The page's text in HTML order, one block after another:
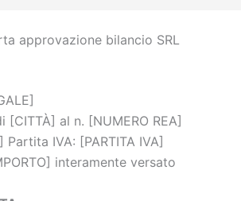
approvazione bilancio SRL​
al n. [NUMERO REA]
IVA: [PARTITA IVA]
interamente versato